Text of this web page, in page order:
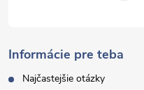
Informácie pre teba
Najčastejšie otázky